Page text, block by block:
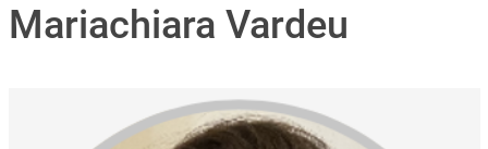
Mariachiara Vardeu